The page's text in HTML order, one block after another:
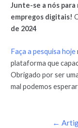
Junte-se a nós
empregos digitais!
de 2024
Faça a pesquisa hoje
plataforma que
Obrigado por ser
mal podemos
←